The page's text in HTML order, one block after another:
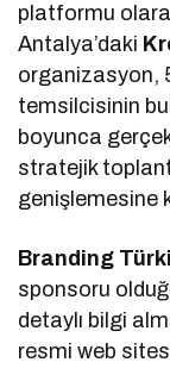
platformu
Antalya’daki
organizasyon,
temsilcisinin
boyunca
stratejik
genişlemesine
Branding
sponsoru
detaylı bilgi
resmi web